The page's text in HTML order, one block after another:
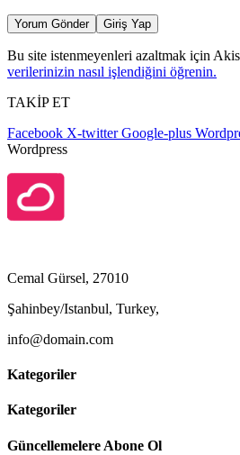
Yorum Gönder Giriş Yap
Bu site istenmeyenleri azaltmak için
verilerinizin nasıl işlendiğini öğrenin.
TAKİP ET
Facebook X-twitter Google-plus
Wordpress
Cemal Gürsel, 27010
Şahinbey/Istanbul, Turkey,
info@domain.com
Kategoriler
Kategoriler
Güncellemelere Abone Ol